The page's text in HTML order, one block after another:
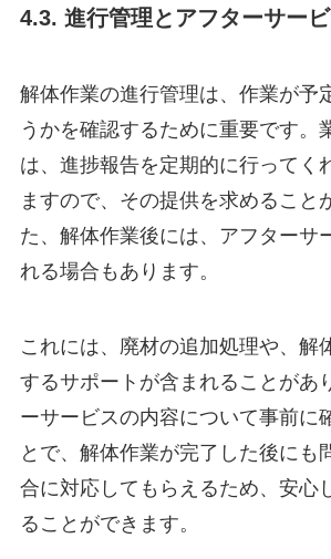
4.3. 進行管理とアフターサー
解体作業の進行管理は、作業が予
うかを確認するために重要です。
は、進捗報告を定期的に行ってく
ますので、その提供を求めること
た、解体作業後には、アフターサ
れる場合もあります。
これには、廃材の追加処理や、解
するサポートが含まれることがあ
ーサービスの内容について事前に
とで、解体作業が完了した後にも
合に対応してもらえるため、安心
ることができます。